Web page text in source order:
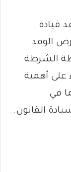
قيادة
الوفد
الشرطة
على أهمية
في
القانون.